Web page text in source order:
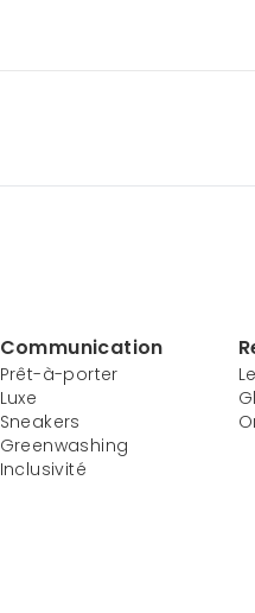
Communication
Prêt-à-porter
Luxe
Sneakers
Greenwashing
Inclusivité